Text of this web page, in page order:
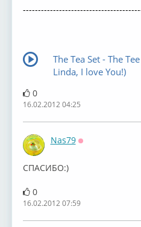
The Tea Set - The
Linda, I love You!)
0
16.02.2012 04:25
Nas79
СПАСИБО:)
0
16.02.2012 07:59